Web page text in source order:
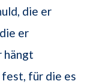
die er
er
hängt
für die es